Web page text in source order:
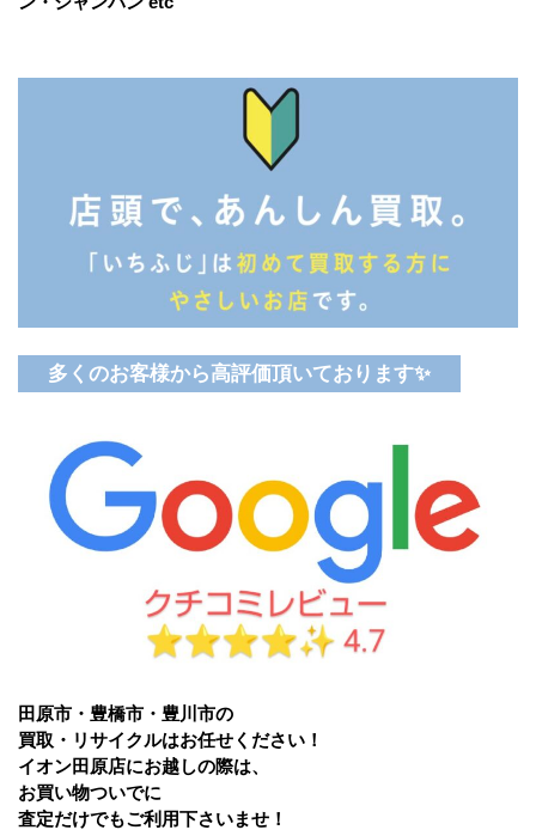
多くのお客様から高評価頂いております✨
田原市・豊橋市・豊川市の
買取・リサイクルはお任せください！
イオン田原店にお越しの際は、
お買い物ついでに
査定だけでもご利用下さいませ！